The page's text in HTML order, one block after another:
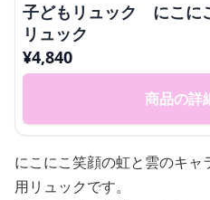
子どもリュック にこに
リュック
¥4,840
商品の詳
にこにこ笑顔の虹と雲のキ
用リュックです。